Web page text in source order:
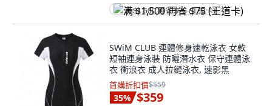
满 $1,500 再省 $75 (王道卡)
SWiM CLUB 連體修身速乾泳衣 女款
短袖連身泳裝 防曬潛水衣 保守連體泳
衣 衝浪衣 成人拉鏈泳衣, 速影黑
首購折扣價$559
35% $359